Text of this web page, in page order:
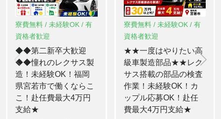
寮費無料 / 未経験OK / 有
資格者歓迎
◆◆第二新卒大歓迎
◆◆憧れのレクサス製
造！未経験OK！福岡
県宮若市で働くならこ
こ！赴任費最大4万円
支給★
寮費無料 / 未経験OK / 有
資格者歓迎
★★一度はやりたい高
級車製造部品★★レク
サス搭載の部品の検査
作業！未経験OK！カ
ップル応募OK！赴任
費最大4万円支給★